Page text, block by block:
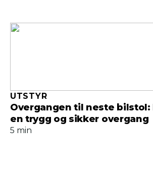
Overgangen til neste bilstol:
en trygg og sikker overgang
UTSTYR
5 min